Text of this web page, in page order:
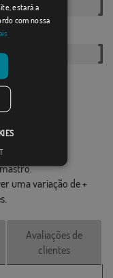
as nossas
e é
sem o
mostrado na
uma variação de +
Avaliações de
clientes
estará a
com nossa